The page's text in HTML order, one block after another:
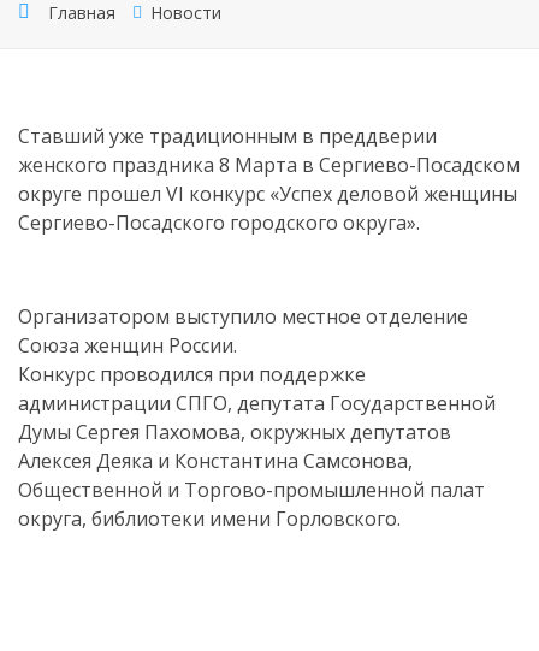
Главная Новости
Ставший уже традиционным в преддверии
женского праздника 8 Марта в Сергиево-Посадском
округе прошел VI конкурс «Успех деловой женщины
Сергиево-Посадского городского округа».
Организатором выступило местное отделение
Союза женщин России.
Конкурс проводился при поддержке
администрации СПГО, депутата Государственной
Думы Сергея Пахомова, окружных депутатов
Алексея Деяка и Константина Самсонова,
Общественной и Торгово-промышленной палат
округа, библиотеки имени Горловского.